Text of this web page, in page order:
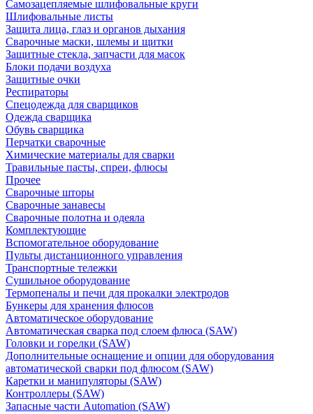
Самозацепляемые шлифовальные круги
Шлифовальные листы
Защита лица, глаз и органов дыхания
Сварочные маски, шлемы и щитки
Защитные стекла, запчасти для масок
Блоки подачи воздуха
Защитные очки
Респираторы
Спецодежда для сварщиков
Одежда сварщика
Обувь сварщика
Перчатки сварочные
Химические материалы для сварки
Травильные пасты, спреи, флюсы
Прочее
Сварочные шторы
Сварочные занавесы
Сварочные полотна и одеяла
Комплектующие
Вспомогательное оборудование
Пульты дистанционного управления
Транспортные тележки
Сушильное оборудование
Термопеналы и печи для прокалки электродов
Бункеры для хранения флюсов
Автоматическое оборудование
Автоматическая сварка под слоем флюса (SAW)
Головки и горелки (SAW)
Дополнительные оснащение и опции для оборудования
автоматической сварки под флюсом (SAW)
Каретки и манипуляторы (SAW)
Контроллеры (SAW)
Запасные части Automation (SAW)